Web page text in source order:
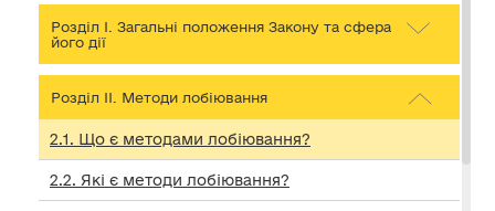
Розділ I. Загальні положення Закону та сфера
його дії
Розділ ІІ. Методи лобіювання
2.1. Що є методами лобіювання?
2.2. Які є методи лобіювання?